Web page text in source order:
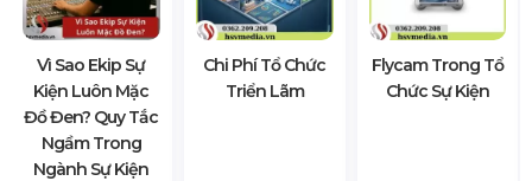
Vì Sao Ekip Sự
Kiện Luôn Mặc
Đồ Đen? Quy Tắc
Ngầm Trong
Ngành Sự Kiện
Chi Phí Tổ Chức
Triển Lãm
Flycam Trong Tổ
Chức Sự Kiện